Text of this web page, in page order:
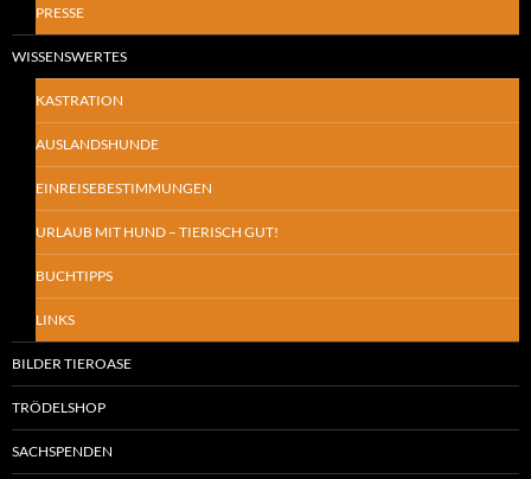
PRESSE
WISSENSWERTES
KASTRATION
AUSLANDSHUNDE
EINREISEBESTIMMUNGEN
URLAUB MIT HUND – TIERISCH GUT!
BUCHTIPPS
LINKS
BILDER TIEROASE
TRÖDELSHOP
SACHSPENDEN